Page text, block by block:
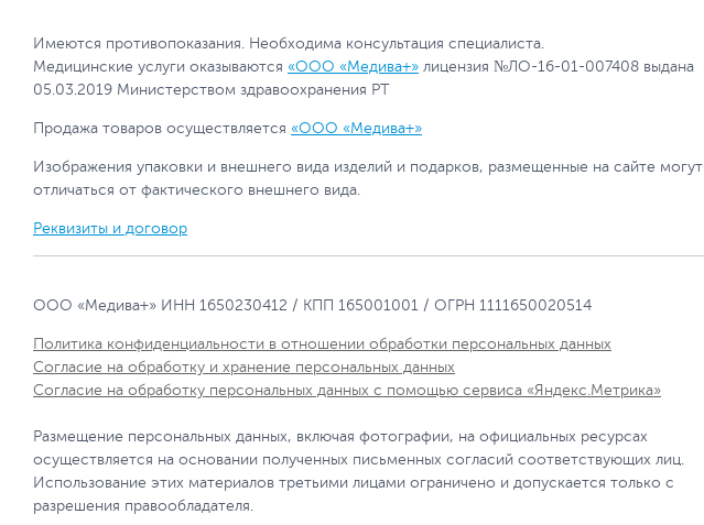
Имеются противопоказания. Необходима консультация специалиста.
Медицинские услуги оказываются «ООО «Медива+» лицензия №ЛО-16-01-007408 выдана
05.03.2019 Министерством здравоохранения РТ
Продажа товаров осуществляется «ООО «Медива+»
Изображения упаковки и внешнего вида изделий и подарков, размещенные на сайте могут
отличаться от фактического внешнего вида.
Реквизиты и договор
ООО «Медива+» ИНН 1650230412 / КПП 165001001 / ОГРН 1111650020514
Политика конфиденциальности в отношении обработки персональных данных
Согласие на обработку и хранение персональных данных
Согласие на обработку персональных данных с помощью сервиса «Яндекс.Метрика»
Размещение персональных данных, включая фотографии, на официальных ресурсах
осуществляется на основании полученных письменных согласий соответствующих лиц.
Использование этих материалов третьими лицами ограничено и допускается только с
разрешения правообладателя.